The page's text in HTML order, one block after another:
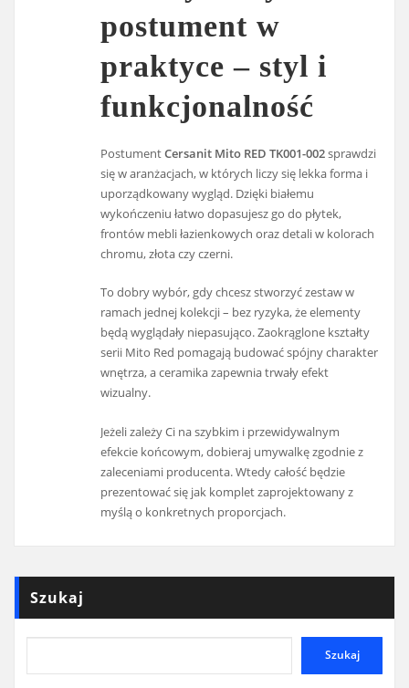
postument w
praktyce – styl i
funkcjonalność
PostumentCersanit Mito RED TK001-002sprawdzi
się w aranżacjach, w których liczy się lekka forma i
uporządkowany wygląd. Dzięki białemu
wykończeniu łatwo dopasujesz go do płytek,
frontów mebli łazienkowych oraz detali w kolorach
chromu, złota czy czerni.
To dobry wybór, gdy chcesz stworzyć zestaw w
ramach jednej kolekcji – bez ryzyka, że elementy
będą wyglądały niepasująco. Zaokrąglone kształty
serii Mito Red pomagają budować spójny charakter
wnętrza, a ceramika zapewnia trwały efekt
wizualny.
Jeżeli zależy Ci na szybkim i przewidywalnym
efekcie końcowym, dobieraj umywalkę zgodnie z
zaleceniami producenta. Wtedy całość będzie
prezentować się jak komplet zaprojektowany z
myślą o konkretnych proporcjach.
Szukaj
Szukaj